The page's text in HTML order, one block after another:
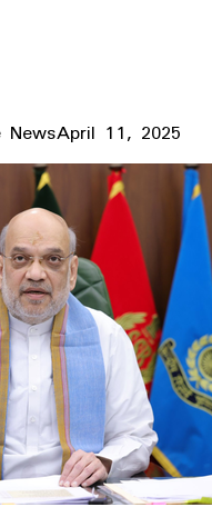
April 11, 2025